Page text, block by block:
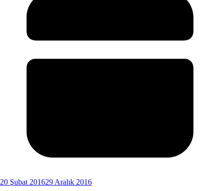
20 Şubat 201629 Aralık 2016